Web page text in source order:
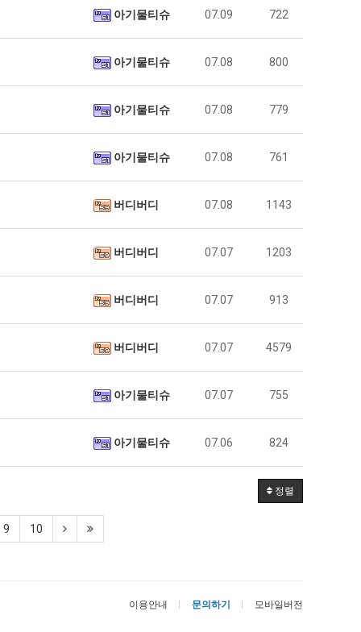
아기물티슈 07.09 722
아기물티슈 07.08 800
아기물티슈 07.08 779
아기물티슈 07.08 761
버디버디 07.08 1143
버디버디 07.07 1203
버디버디 07.07 913
버디버디 07.07 4579
아기물티슈 07.07 755
아기물티슈 07.06 824
정렬
9 10
이용안내 문의하기 모바일버전